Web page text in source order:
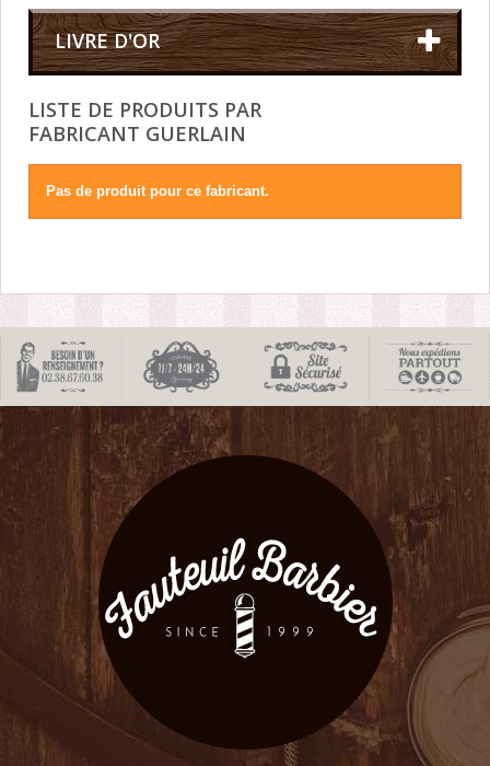
LIVRE D'OR
LISTE DE PRODUITS PAR
FABRICANT GUERLAIN
Pas de produit pour ce fabricant.